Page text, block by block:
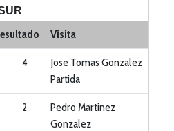
Visita
4
Jose Tomas Gonzalez
Partida
2
Pedro Martinez
Gonzalez